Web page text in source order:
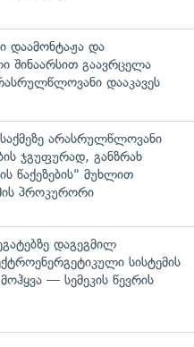
დაამონტაჟა და
შინაარსით გაავრცელა
დააკავეს
არასრულწლოვანი
ჯგუფურად, განზრახ
წაქეზების" მუხლით
პროკურორი
დაგეგმილ
სისტემის
— სემეკის წევრის